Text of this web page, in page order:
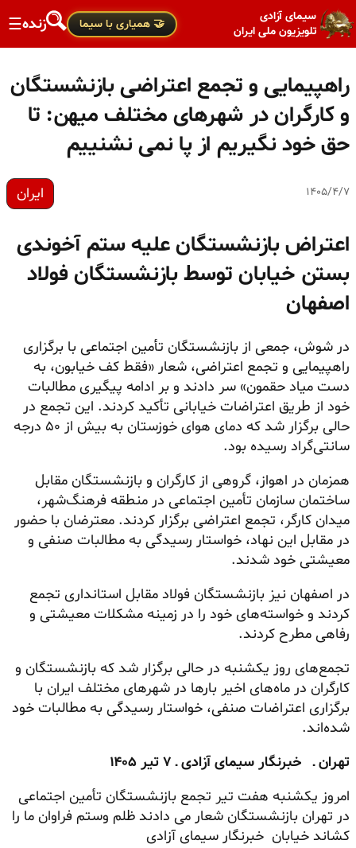
سیمای آزادی
تلویزیون ملی ایران
🤝 همیاری با سیما زنده☰
راهپیمایی و تجمع اعتراضی بازنشستگان
و کارگران در شهرهای مختلف میهن: تا
حق خود نگیریم از پا نمی نشنییم
۱۴۰۵/۴/۷ ایران
اعتراض بازنشستگان علیه ستم آخوندی
بستن خیابان توسط بازنشستگان فولاد
اصفهان
در شوش، جمعی از بازنشستگان تأمین اجتماعی با برگزاری
راهپیمایی و تجمع اعتراضی، شعار «فقط کف خیابون، به
دست میاد حقمون» سر دادند و بر ادامه پیگیری مطالبات
خود از طریق اعتراضات خیابانی تأکید کردند. این تجمع در
حالی برگزار شد که دمای هوای خوزستان به بیش از ۵۰ درجه
سانتی‌گراد رسیده بود.
همزمان در اهواز، گروهی از کارگران و بازنشستگان مقابل
ساختمان سازمان تأمین اجتماعی در منطقه فرهنگ‌شهر،
میدان کارگر، تجمع اعتراضی برگزار کردند. معترضان با حضور
در مقابل این نهاد، خواستار رسیدگی به مطالبات صنفی و
معیشتی خود شدند.
در اصفهان نیز بازنشستگان فولاد مقابل استانداری تجمع
کردند و خواسته‌های خود را در زمینه مشکلات معیشتی و
رفاهی مطرح کردند.
تجمع‌های روز یکشنبه در حالی برگزار شد که بازنشستگان و
کارگران در ماه‌های اخیر بارها در شهرهای مختلف ایران با
برگزاری اعتراضات صنفی، خواستار رسیدگی به مطالبات خود
شده‌اند.
تهران ـ خبرنگار سیمای آزادی ـ ۷ تیر ۱۴۰۵
امروز یکشنبه هفت تیر تجمع بازنشستگان تأمین اجتماعی
در تهران بازنشستگان شعار می دادند ظلم وستم فراوان ما را
کشاند خیابان خبرنگار سیمای آزادی